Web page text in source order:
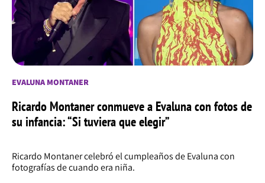
EVALUNA MONTANER
Ricardo Montaner conmueve a Evaluna con fotos de
su infancia: “Si tuviera que elegir”
Ricardo Montaner celebró el cumpleaños de Evaluna con
fotografías de cuando era niña.